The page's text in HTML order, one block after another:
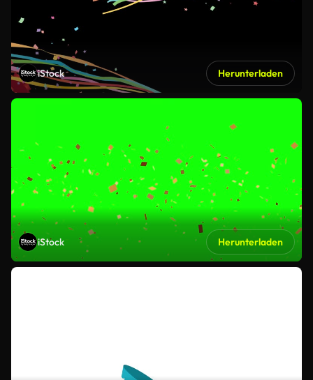
iStock Herunterladen
iStock Herunterladen